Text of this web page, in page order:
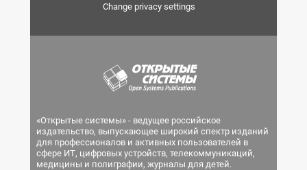
Change privacy settings
«Открытые системы» - ведущее российское
издательство, выпускающее широкий спектр изданий
для профессионалов и активных пользователей в
сфере ИТ, цифровых устройств, телекоммуникаций,
медицины и полиграфии, журналы для детей.